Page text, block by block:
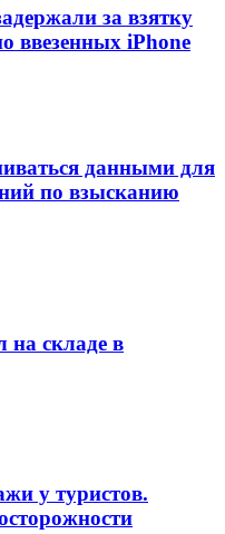
за взятку
ввезенных iPhone
данными для
по взысканию
складе в
у туристов.